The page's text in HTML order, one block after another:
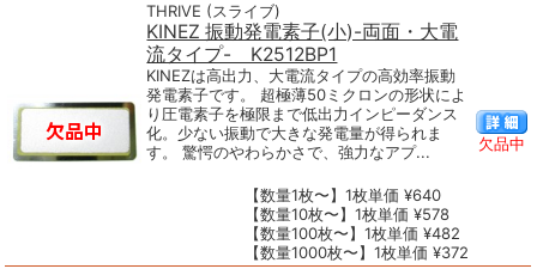
THRIVE (スライブ)
KINEZ 振動発電素子(小)-両面・大電
流タイプ- K2512BP1
KINEZは高出力、大電流タイプの高効率振動
発電素子です。 超極薄50ミクロンの形状によ
り圧電素子を極限まで低出力インピーダンス
化。少ない振動で大きな発電量が得られま
す。 驚愕のやわらかさで、強力なアプ...
【数量1枚〜】1枚単価 ¥640
【数量10枚〜】1枚単価 ¥578
【数量100枚〜】1枚単価 ¥482
【数量1000枚〜】1枚単価 ¥372
欠品中